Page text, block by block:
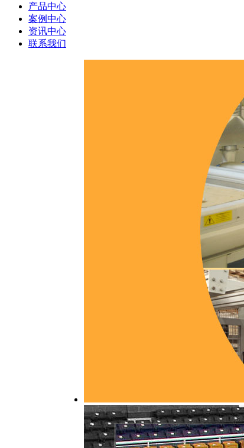
产品中心
案例中心
资讯中心
联系我们